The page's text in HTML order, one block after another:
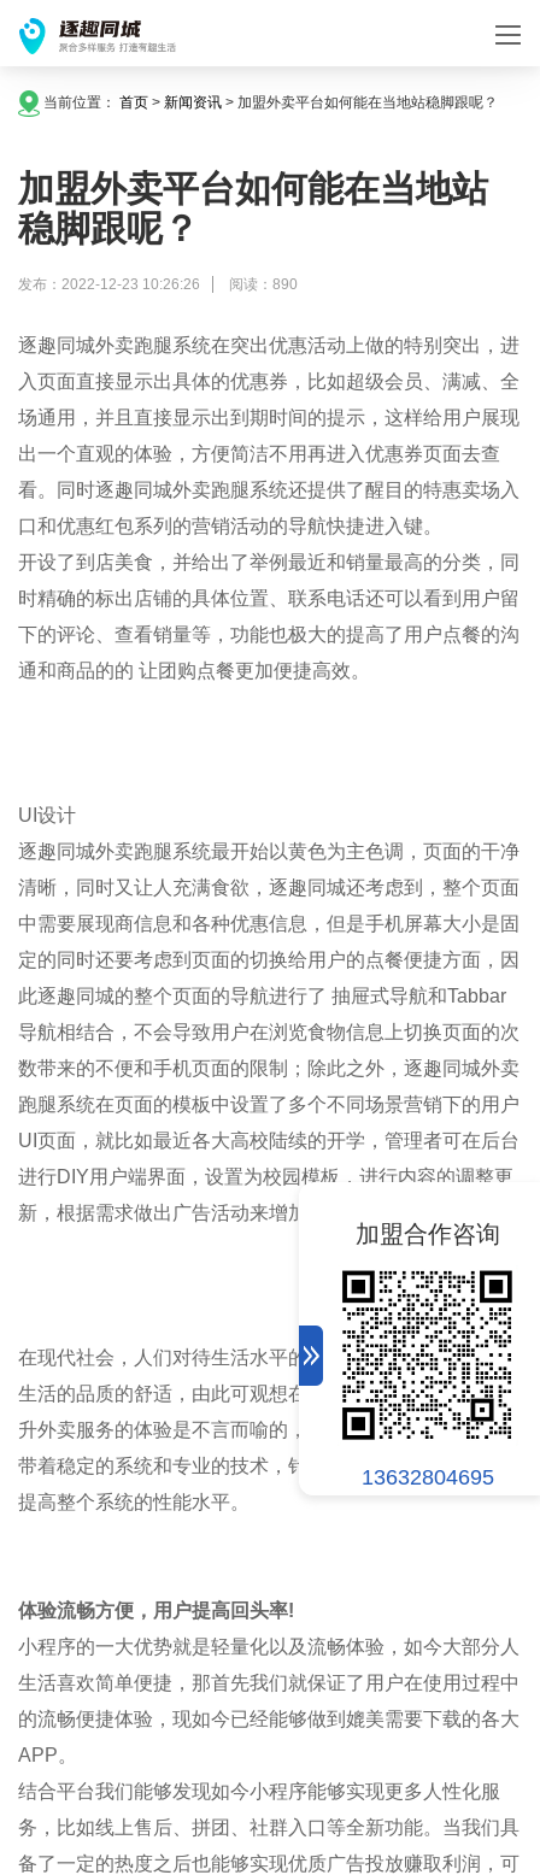
加盟合作咨询
13632804695
当前位置： 首页 > 新闻资讯 > 加盟外卖平台如何能在当地站稳脚跟呢？
加盟外卖平台如何能在当地站
稳脚跟呢？
发布：2022-12-23 10:26:26 阅读：890
逐趣同城外卖跑腿系统在突出优惠活动上做的特别突出，进
入页面直接显示出具体的优惠券，比如超级会员
、满减、全
场通用，并且直接显示出到期时间的提示，这样给用户展现
出一个直观的体验，方便简洁不用再进入优惠券页面去查
看。同时逐趣同城外卖跑腿系统还提供了醒目的特惠卖场入
口和优惠红包系列的营销活动的导航快捷进入键。
开设了到店美食，并给出了举例最近和销量最高的分类，同
时精确的标出店铺的具体位置、联系电话还可以看到用户留
下的评论、查看销量等，功能也极大的提高了用户点餐的沟
通和商品的的 让团购点餐更加便捷高效。
UI 设计
逐趣同城外卖跑腿系统最开始以黄色为主色调，页面的干净
清晰，同时又让人充满食欲， 逐趣同城还考虑到，整个页面
中需要展现商信息和各种优惠信息，但是手机屏幕大小是固
定的同时还要考虑到页面的切换给用户的点餐便捷方面，因
此逐趣同城的整个页面的导航进行了 抽屉式导航和Tabbar
导航相结合，不会导致用户在浏览食物信息上切换页面的次
数带来的不便和手机页面的限制；除此之外， 逐趣同城外卖
跑腿系统在页面的模板中设置了多个不同场景营销下的用户
UI 页面，就比如最近各大高校陆续的开学，管理者可在后台
进行DIY用户端界面，设置为校园模板，进行内容的调整更
新，根据需求做出 广告活动来增加平台的整体活跃度。
在现代社会，人们对待生活水平的不断提高，人们开始追求
生活的品质的舒适，由此可观想在外卖市场中脱颖而出，提
升外卖服务的体验是不言而喻的，而
逐趣同城外卖跑腿系统
带着稳定的系统和专业的技术，针对不同的用户需求，不断
提高整个系统的性能水平。
体验流畅方便，用户提高回头率!
小程序的一大优势就是轻量化以及流畅体验，如今大部分人
生活喜欢简单便捷，那首先我们就保证了用户在使用过程中
的流畅便捷体验，现如今已经能够做到媲美需要下载的各大
APP。
结合平台我们能够发现如今小程序能够实现更多人性化服
务，比如线上售后、拼团、社群入口等全新功能。当我们具
备了一定的热度之后也能够实现优质广告投放赚取利润，可